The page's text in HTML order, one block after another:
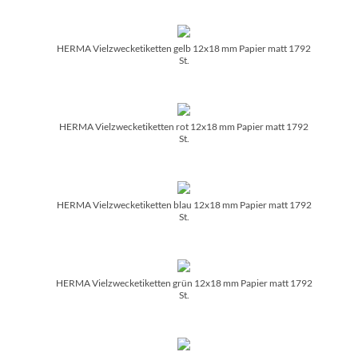
HERMA Vielzwecketiketten gelb 12x18 mm Papier matt 1792
St.
HERMA Vielzwecketiketten rot 12x18 mm Papier matt 1792
St.
HERMA Vielzwecketiketten blau 12x18 mm Papier matt 1792
St.
HERMA Vielzwecketiketten grün 12x18 mm Papier matt 1792
St.